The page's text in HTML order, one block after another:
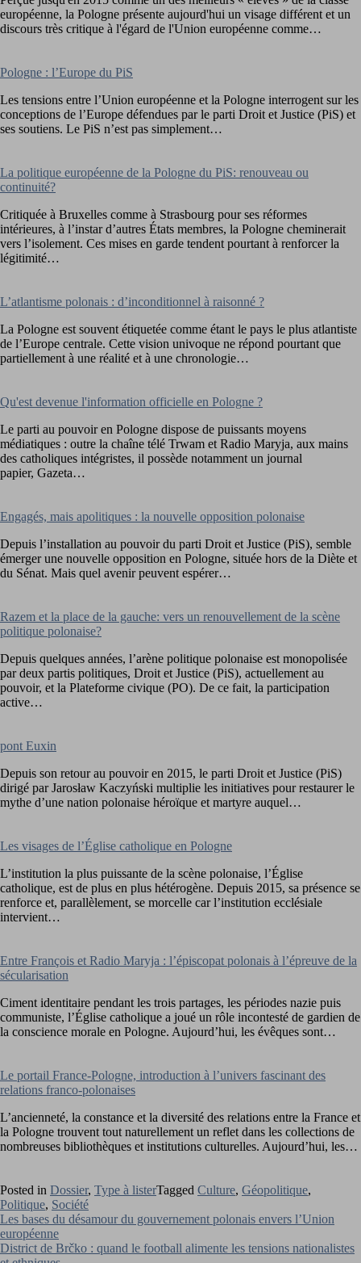
européenne, la Pologne présente aujourd'hui un visage différent et un
discours très critique à l'égard de l'Union européenne comme…
Pologne : l’Europe du PiS
Les tensions entre l’Union européenne et la Pologne interrogent sur les
conceptions de l’Europe défendues par le parti Droit et Justice (PiS) et
ses soutiens. Le PiS n’est pas simplement…
La politique européenne de la Pologne du PiS: renouveau ou
continuité?
Critiquée à Bruxelles comme à Strasbourg pour ses réformes
intérieures, à l’instar d’autres États membres, la Pologne cheminerait
vers l’isolement. Ces mises en garde tendent pourtant à renforcer la
légitimité…
L’atlantisme polonais : d’inconditionnel à raisonné ?
La Pologne est souvent étiquetée comme étant le pays le plus atlantiste
de l’Europe centrale. Cette vision univoque ne répond pourtant que
partiellement à une réalité et à une chronologie…
Qu'est devenue l'information officielle en Pologne ?
Le parti au pouvoir en Pologne dispose de puissants moyens
médiatiques : outre la chaîne télé Trwam et Radio Maryja, aux mains
des catholiques intégristes, il possède notamment un journal
papier, Gazeta…
Engagés, mais apolitiques : la nouvelle opposition polonaise
Depuis l’installation au pouvoir du parti Droit et Justice (PiS), semble
émerger une nouvelle opposition en Pologne, située hors de la Diète et
du Sénat. Mais quel avenir peuvent espérer…
Razem et la place de la gauche: vers un renouvellement de la scène
politique polonaise?
Depuis quelques années, l’arène politique polonaise est monopolisée
par deux partis politiques, Droit et Justice (PiS), actuellement au
pouvoir, et la Plateforme civique (PO). De ce fait, la participation
active…
pont Euxin
Depuis son retour au pouvoir en 2015, le parti Droit et Justice (PiS)
dirigé par Jarosław Kaczyński multiplie les initiatives pour restaurer le
mythe d’une nation polonaise héroïque et martyre auquel…
Les visages de l’Église catholique en Pologne
L’institution la plus puissante de la scène polonaise, l’Église
catholique, est de plus en plus hétérogène. Depuis 2015, sa présence se
renforce et, parallèlement, se morcelle car l’institution ecclésiale
intervient…
Entre François et Radio Maryja : l’épiscopat polonais à l’épreuve de la
sécularisation
Ciment identitaire pendant les trois partages, les périodes nazie puis
communiste, l’Église catholique a joué un rôle incontesté de gardien de
la conscience morale en Pologne. Aujourd’hui, les évêques sont…
Le portail France-Pologne, introduction à l’univers fascinant des
relations franco-polonaises
L’ancienneté, la constance et la diversité des relations entre la France et
la Pologne trouvent tout naturellement un reflet dans les collections de
nombreuses bibliothèques et institutions culturelles. Aujourd’hui, les…
Posted in Dossier, Type à listerTagged Culture, Géopolitique,
Politique, Société
Navigation
de
Les bases du désamour du gouvernement polonais envers l’Union
européenne
District de Brčko : quand le football alimente les tensions nationalistes